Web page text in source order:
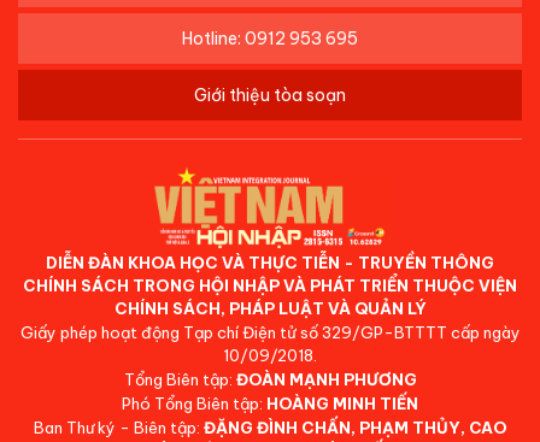
Hotline: 0912 953 695
Giới thiệu tòa soạn
DIỄN ĐÀN KHOA HỌC VÀ THỰC TIỄN - TRUYỀN THÔNG
CHÍNH SÁCH TRONG HỘI NHẬP VÀ PHÁT TRIỂN THUỘC VIỆN
CHÍNH SÁCH, PHÁP LUẬT VÀ QUẢN LÝ
Giấy phép hoạt động Tạp chí Điện tử số 329/GP-BTTTT cấp ngày
10/09/2018.
Tổng Biên tập: ĐOÀN MẠNH PHƯƠNG
Phó Tổng Biên tập: HOÀNG MINH TIẾN
Ban Thư ký - Biên tập: ĐẶNG ĐÌNH CHẤN, PHẠM THỦY, CAO